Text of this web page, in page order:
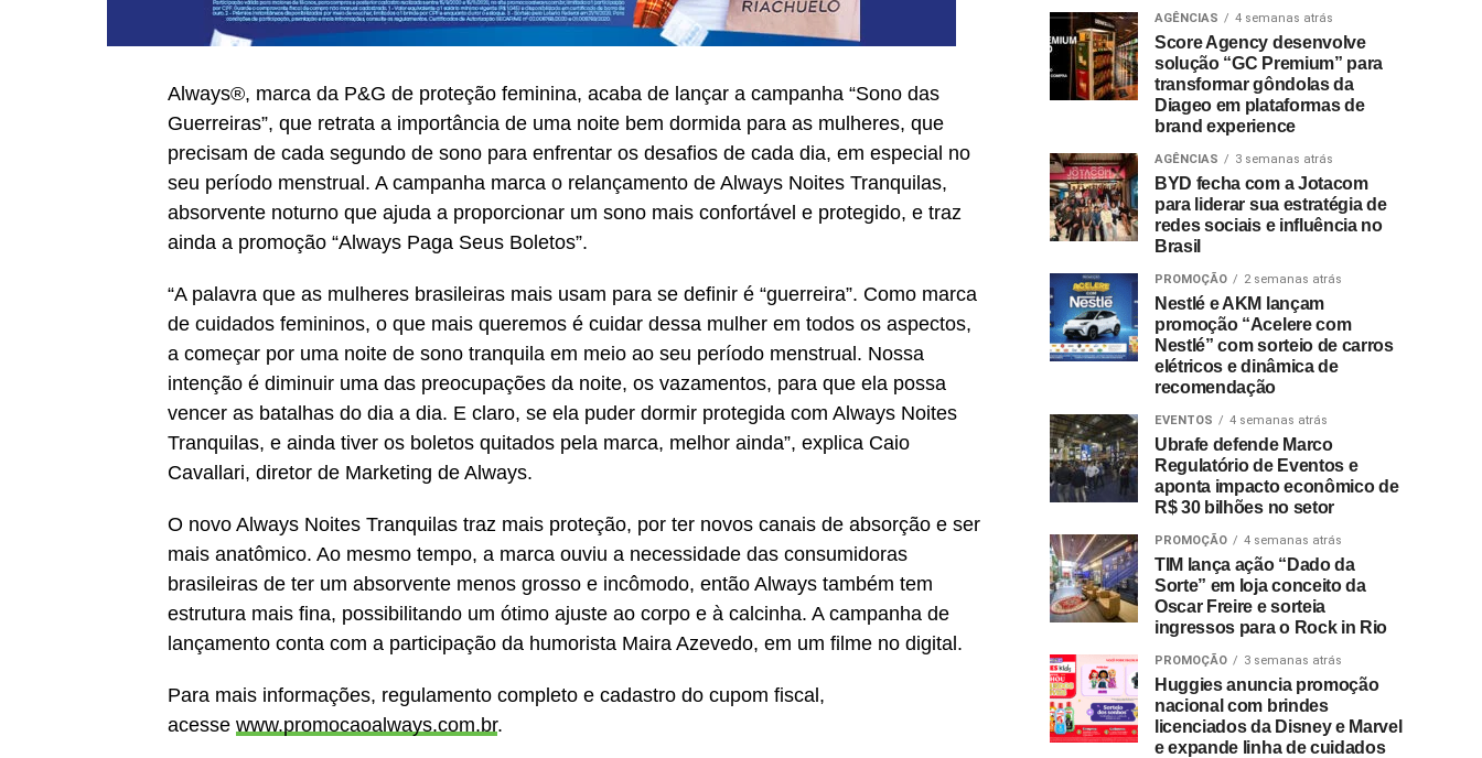
Always®, marca da P&G de proteção feminina, acaba de lançar a campanha “Sono das
Guerreiras”, que retrata a importância de uma noite bem dormida para as mulheres, que
precisam de cada segundo de sono para enfrentar os desafios de cada dia, em especial no
seu período menstrual. A campanha marca o relançamento de Always Noites Tranquilas,
absorvente noturno que ajuda a proporcionar um sono mais confortável e protegido, e traz
ainda a promoção “Always Paga Seus Boletos”.
“A palavra que as mulheres brasileiras mais usam para se definir é “guerreira”. Como marca
de cuidados femininos, o que mais queremos é cuidar dessa mulher em todos os aspectos,
a começar por uma noite de sono tranquila em meio ao seu período menstrual. Nossa
intenção é diminuir uma das preocupações da noite, os vazamentos, para que ela possa
vencer as batalhas do dia a dia. E claro, se ela puder dormir protegida com Always Noites
Tranquilas, e ainda tiver os boletos quitados pela marca, melhor ainda”, explica Caio
Cavallari, diretor de Marketing de Always.
O novo Always Noites Tranquilas traz mais proteção, por ter novos canais de absorção e ser
mais anatômico. Ao mesmo tempo, a marca ouviu a necessidade das consumidoras
brasileiras de ter um absorvente menos grosso e incômodo, então Always também tem
estrutura mais fina, possibilitando um ótimo ajuste ao corpo e à calcinha. A campanha de
lançamento conta com a participação da humorista Maira Azevedo, em um filme no digital.
Para mais informações, regulamento completo e cadastro do cupom fiscal,
acesse www.promocaoalways.com.br.
AGÊNCIAS 4 semanas atrás
Score Agency desenvolve
solução “GC Premium” para
transformar gôndolas da
Diageo em plataformas de
brand experience
AGÊNCIAS 3 semanas atrás
BYD fecha com a Jotacom
para liderar sua estratégia de
redes sociais e influência no
Brasil
PROMOÇÃO 2 semanas atrás
Nestlé e AKM lançam
promoção “Acelere com
Nestlé” com sorteio de carros
elétricos e dinâmica de
recomendação
EVENTOS 4 semanas atrás
Ubrafe defende Marco
Regulatório de Eventos e
aponta impacto econômico de
R$ 30 bilhões no setor
PROMOÇÃO 4 semanas atrás
TIM lança ação “Dado da
Sorte” em loja conceito da
Oscar Freire e sorteia
ingressos para o Rock in Rio
PROMOÇÃO 3 semanas atrás
Huggies anuncia promoção
nacional com brindes
licenciados da Disney e Marvel
e expande linha de cuidados